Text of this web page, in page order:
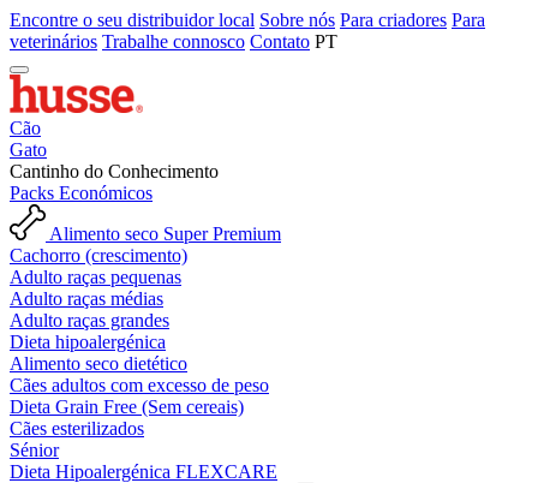
Encontre o seu distribuidor local Sobre nós Para criadores Para
veterinários Trabalhe connosco Contato PT
Cão
Gato
Cantinho do Conhecimento
Packs Económicos
Alimento seco Super Premium
Cachorro (crescimento)
Adulto raças pequenas
Adulto raças médias
Adulto raças grandes
Dieta hipoalergénica
Alimento seco dietético
Cães adultos com excesso de peso
Dieta Grain Free (Sem cereais)
Cães esterilizados
Sénior
Dieta Hipoalergénica FLEXCARE